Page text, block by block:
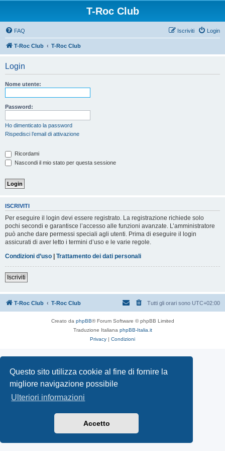
Questo sito utilizza cookie al fine di fornire la
migliore navigazione possibile
Ulteriori informazioni
Accetto
T-Roc Club
FAQ Login
Iscriviti
T-Roc Club T-Roc Club
Login
Nome utente:
Password:
Ho dimenticato la password
Rispedisci l’email di attivazione
Ricordami
Nascondi il mio stato per questa sessione
ISCRIVITI
Per eseguire il login devi essere registrato. La registrazione richiede solo
pochi secondi e garantisce l’accesso alle funzioni avanzate. L’amministratore
può anche dare permessi speciali agli utenti. Prima di eseguire il login
assicurati di aver letto i termini d’uso e le varie regole.
Condizioni d’uso | Trattamento dei dati personali
Iscriviti
T-Roc Club T-Roc Club Tutti gli orari sono UTC+02:00
Creato da phpBB® Forum Software © phpBB Limited
Traduzione Italiana phpBB-Italia.it
Privacy | Condizioni